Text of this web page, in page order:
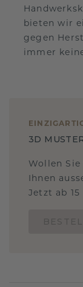
bieten wir
gegen
immer
3D
Wollen
Ihnen
Jetzt ab 15